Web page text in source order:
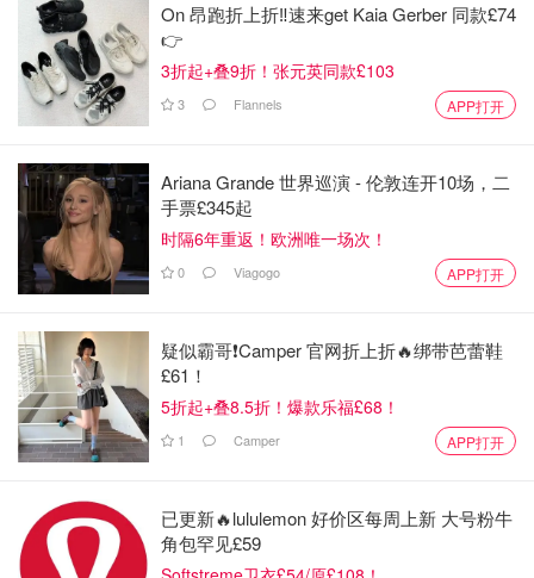
On 昂跑折上折‼️速来get Kaia Gerber 同款£74
👉
3折起+叠9折！张元英同款£103
3 Flannels APP打开
Ariana Grande 世界巡演 - 伦敦连开10场，二
手票£345起
时隔6年重返！欧洲唯一场次！
0 Viagogo APP打开
疑似霸哥❗️Camper 官网折上折🔥绑带芭蕾鞋
£61！
5折起+叠8.5折！爆款乐福£68！
1 Camper APP打开
已更新🔥lululemon 好价区每周上新 大号粉牛
角包罕见£59